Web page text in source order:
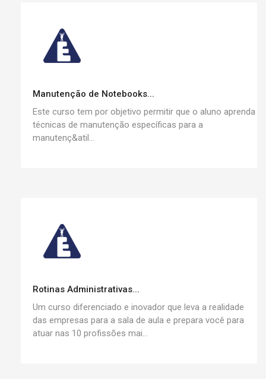
Manutenção de Notebooks...
Este curso tem por objetivo permitir que o aluno aprenda
técnicas de manutenção específicas para a
manutenç&atil...
Rotinas Administrativas...
Um curso diferenciado e inovador que leva a realidade
das empresas para a sala de aula e prepara você para
atuar nas 10 profissões mai...